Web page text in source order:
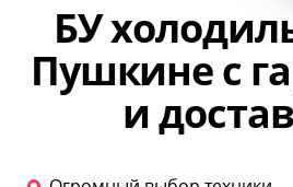
БУ
Пушкине с
и